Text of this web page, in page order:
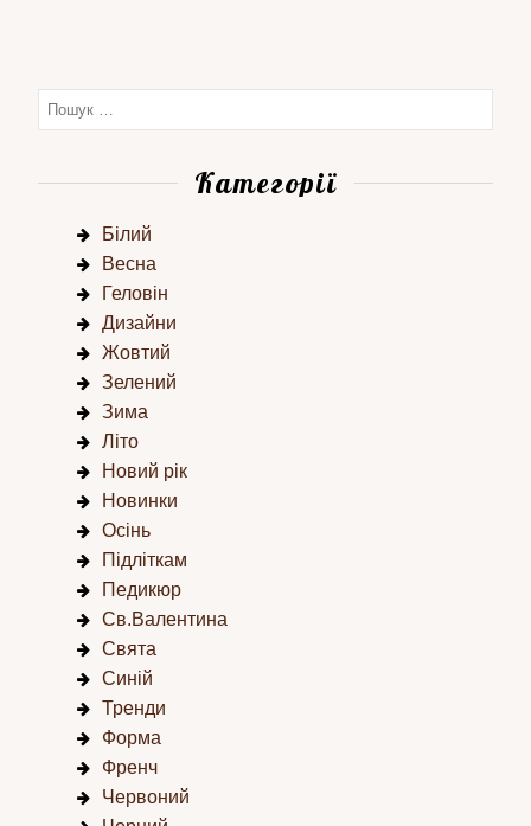
Категорії
Білий
Весна
Геловін
Дизайни
Жовтий
Зелений
Зима
Літо
Новий рік
Новинки
Осінь
Підліткам
Педикюр
Св.Валентина
Свята
Синій
Тренди
Форма
Френч
Червоний